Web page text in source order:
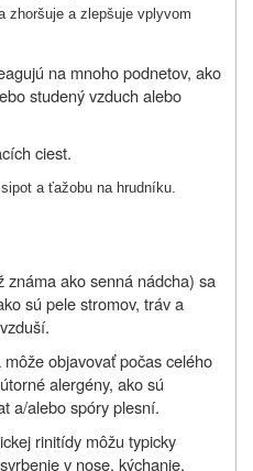
zhoršuje a zlepšuje vplyvom
na mnoho podnetov, ako
studený vzduch alebo
ciest.
a ťažobu na hrudníku.
ako senná nádcha) sa
sú pele stromov, tráv a
objavovať počas celého
alergény, ako sú
a/alebo spóry plesní.
rinitídy môžu typicky
v nose, kýchanie,